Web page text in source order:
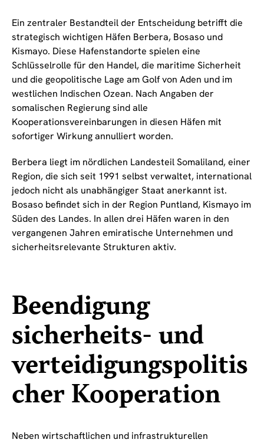
Ein zentraler Bestandteil der Entscheidung betrifft die
strategisch wichtigen Häfen Berbera, Bosaso und
Kismayo. Diese Hafenstandorte spielen eine
Schlüsselrolle für den Handel, die maritime Sicherheit
und die geopolitische Lage am Golf von Aden und im
westlichen Indischen Ozean. Nach Angaben der
somalischen Regierung sind alle
Kooperationsvereinbarungen in diesen Häfen mit
sofortiger Wirkung annulliert worden.
Berbera liegt im nördlichen Landesteil Somaliland, einer
Region, die sich seit 1991 selbst verwaltet, international
jedoch nicht als unabhängiger Staat anerkannt ist.
Bosaso befindet sich in der Region Puntland, Kismayo im
Süden des Landes. In allen drei Häfen waren in den
vergangenen Jahren emiratische Unternehmen und
sicherheitsrelevante Strukturen aktiv.
Beendigung
sicherheits- und
verteidigungspolitis
cher Kooperation
Neben wirtschaftlichen und infrastrukturellen